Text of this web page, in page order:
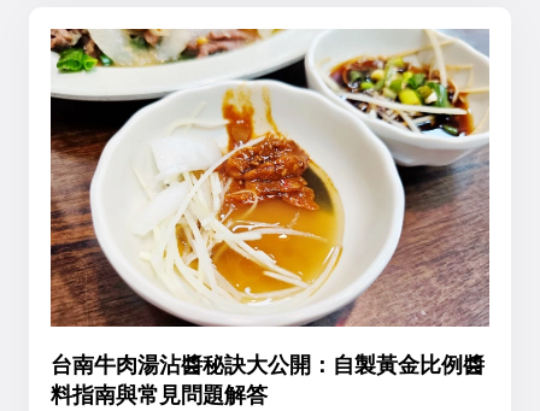
台南牛肉湯沾醬秘訣大公開：自製黃金比例醬
料指南與常見問題解答